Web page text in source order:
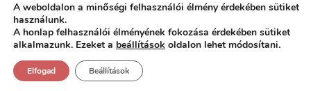
Design:
A weboldalon a minőségi felhasználói élmény érdekében sütiket
használunk.
A honlap felhasználói élményének fokozása érdekében sütiket
alkalmazunk. Ezeket a beállítások oldalon lehet módosítani.
Elfogad Beállítások